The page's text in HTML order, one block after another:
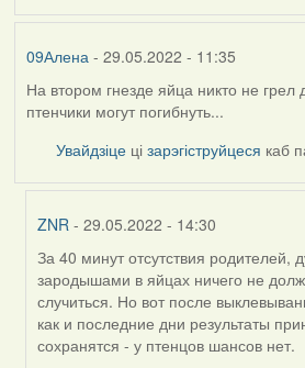
09Алена - 29.05.2022 - 11:35
На втором гнезде яйца никто не грел
птенчики могут погибнуть...
Увайдзіце цізарэгіструйцеся каб
ZNR - 29.05.2022 - 14:30
In
reply
to
by
09Алена
За 40 минут отсутствия родителей,
зародышами в яйцах ничего не
случиться. Но вот после
как и последние дни результаты
сохранятся - у птенцов шансов нет.